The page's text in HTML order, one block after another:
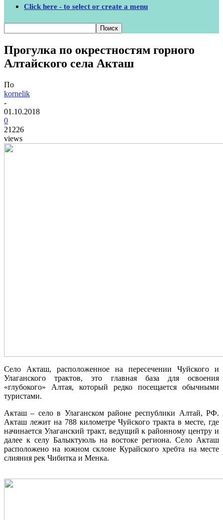
Click here - to select or create a menu
Прогулка по окрестностям горного
Алтайского села Акташ
По
kornelik
-
01.10.2018
0
21226
views
Село Акташ, расположенное на пересечении Чуйского и
Улаганского трактов, это главная база для освоения
«глубокого» Алтая, который редко посещается обычными
туристами.
Акташ – село в Улаганском районе республики Алтай, РФ.
Акташ лежит на 788 километре Чуйского тракта в месте, где
начинается Улаганский тракт, ведущий к районному центру и
далее к селу Балыктуюль на востоке региона. Село Акташ
расположено на южном склоне Курайского хребта на месте
слияния рек Чибитка и Менка.